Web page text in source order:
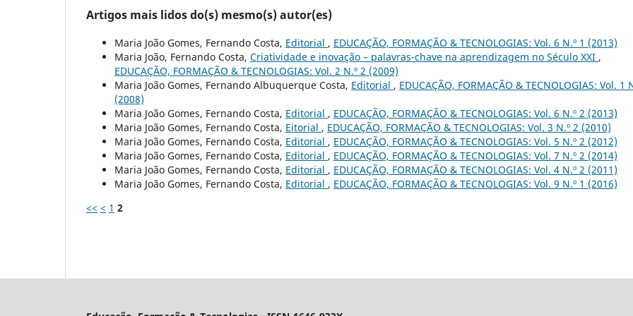
Artigos mais lidos do(s) mesmo(s) autor(es)
Maria João Gomes, Fernando Costa, Editorial , EDUCAÇÃO, FORMAÇÃO & TECNOLOGIAS: Vol. 6 N.º 1 (2013)
Maria João, Fernando Costa, Criatividade e inovação – palavras-chave na aprendizagem no Século XXI ,
EDUCAÇÃO, FORMAÇÃO & TECNOLOGIAS: Vol. 2 N.º 2 (2009)
Maria João Gomes, Fernando Albuquerque Costa, Editorial , EDUCAÇÃO, FORMAÇÃO & TECNOLOGIAS: Vol. 1
(2008)
Maria João Gomes, Fernando Costa, Editorial , EDUCAÇÃO, FORMAÇÃO & TECNOLOGIAS: Vol. 6 N.º 2 (2013)
Maria João Gomes, Fernando Costa, Eitorial , EDUCAÇÃO, FORMAÇÃO & TECNOLOGIAS: Vol. 3 N.º 2 (2010)
Maria João Gomes, Fernando Costa, Editorial , EDUCAÇÃO, FORMAÇÃO & TECNOLOGIAS: Vol. 5 N.º 2 (2012)
Maria João Gomes, Fernando Costa, Editorial , EDUCAÇÃO, FORMAÇÃO & TECNOLOGIAS: Vol. 7 N.º 2 (2014)
Maria João Gomes, Fernando Costa, Editorial , EDUCAÇÃO, FORMAÇÃO & TECNOLOGIAS: Vol. 4 N.º 2 (2011)
Maria João Gomes, Fernando Costa, Editorial , EDUCAÇÃO, FORMAÇÃO & TECNOLOGIAS: Vol. 9 N.º 1 (2016)
<< < 1 2